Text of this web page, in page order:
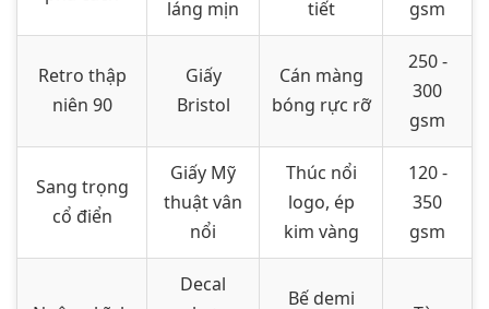
láng mịn
tiết
gsm
Retro thập
niên 90
Giấy
Bristol
Cán màng
bóng rực rỡ
250 -
300
gsm
Sang trọng
cổ điển
Giấy Mỹ
thuật vân
nổi
Thúc nổi
logo, ép
kim vàng
120 -
350
gsm
Decal
Bế demi